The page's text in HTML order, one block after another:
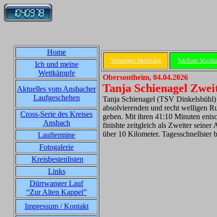
Home
Ich und meine
Wettkämpfe
Aktuelles vom Ansbacher
Laufgeschehen
Cross-Serie des Kreises
Ansbach
Lauftermine
Fotogalerie
Kreisbestenlisten
Links
Dürrwanger Lauf
“Zur Alten Kappel”
Impressum / Kontakt
Vorherige Meldung Nächste
Obersontheim, 04.04.2026
Tanja Schienagel
Tanja Schienagel (TSV
absolvierenden und recht welligen
geben. Mit ihren 41:10 Minuten
finishte zeitgleich als Zweiter seiner
über 10 Kilometer.